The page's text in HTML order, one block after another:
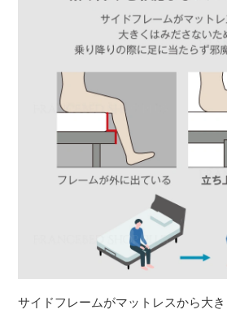
サイドフレームがマットレスから大